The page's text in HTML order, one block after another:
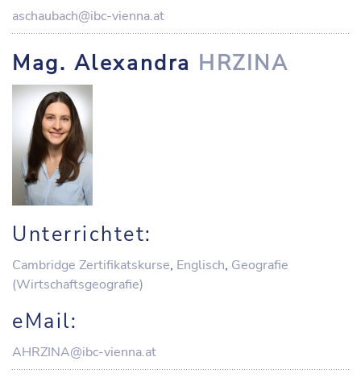
aschaubach@ibc-vienna.at
Mag. Alexandra HRZINA
Unterrichtet:
Cambridge Zertifikatskurse, Englisch, Geografie
(Wirtschaftsgeografie)
eMail:
AHRZINA@ibc-vienna.at